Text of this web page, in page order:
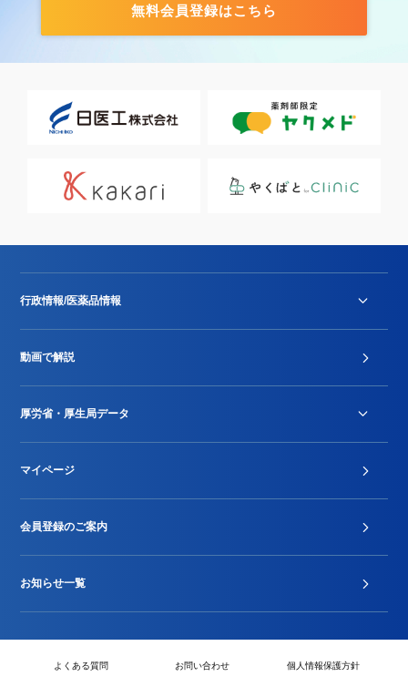
無料会員登録はこちら
行政情報/医薬品情報
Stu-GEレポート
動画で解説
厚労省・厚生局データ
2024年度新設項目届出状況
マイページ
会員登録のご案内
お知らせ一覧
よくある質問 お問い合わせ 個人情報保護方針